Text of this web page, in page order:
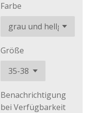
Farbe
Größe
Benachrichtigung
bei Verfügbarkeit